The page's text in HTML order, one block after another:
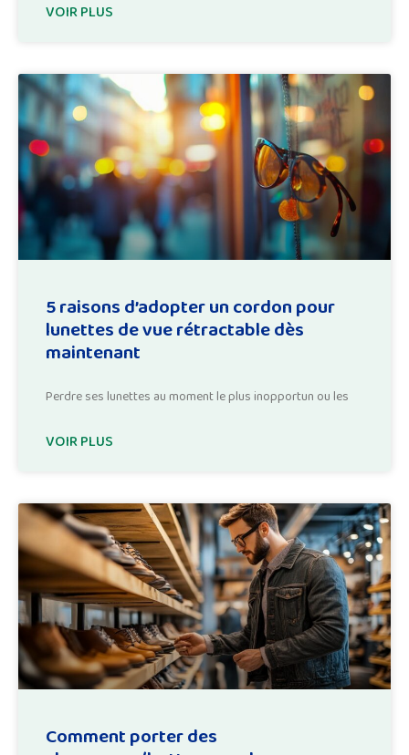
VOIR PLUS
5 raisons d’adopter un cordon pour
lunettes de vue rétractable dès
maintenant
Perdre ses lunettes au moment le plus inopportun ou les
VOIR PLUS
Comment porter des